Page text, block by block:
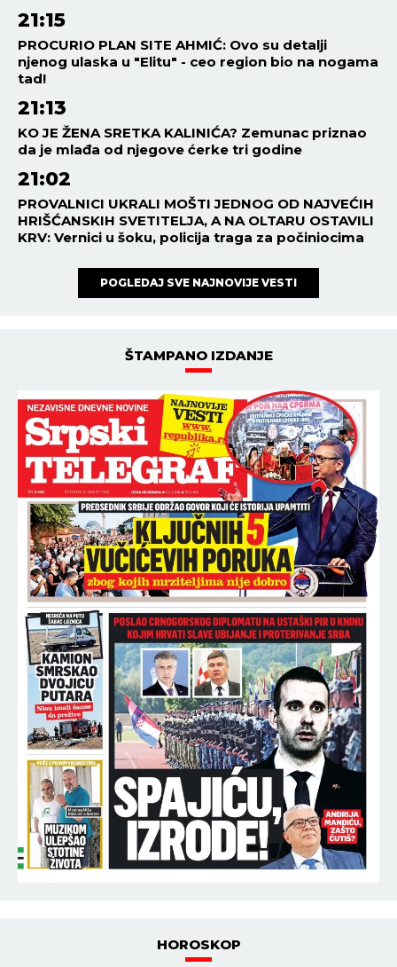
21:15
PROCURIO PLAN SITE AHMIĆ: Ovo su detalji
njenog ulaska u "Elitu" - ceo region bio na nogama
tad!
21:13
KO JE ŽENA SRETKA KALINIĆA? Zemunac priznao
da je mlađa od njegove ćerke tri godine
21:02
PROVALNICI UKRALI MOŠTI JEDNOG OD NAJVEĆIH
HRIŠĆANSKIH SVETITELJA, A NA OLTARU OSTAVILI
KRV: Vernici u šoku, policija traga za počiniocima
POGLEDAJ SVE NAJNOVIJE VESTI
ŠTAMPANO IZDANJE
HOROSKOP